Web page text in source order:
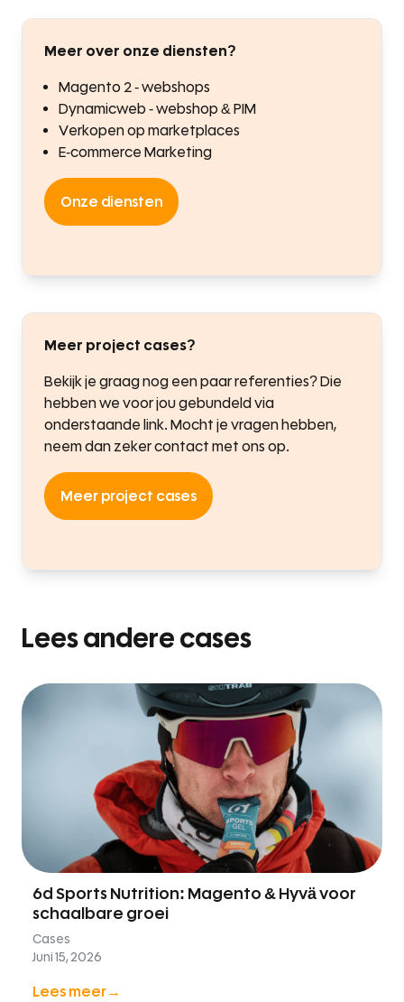
Meer over onze diensten?
Magento 2 - webshops
Dynamicweb - webshop & PIM
Verkopen op marketplaces
E-commerce Marketing
Onze diensten
Meer project cases?
Bekijk je graag nog een paar referenties? Die
hebben we voor jou gebundeld via
onderstaande link. Mocht je vragen hebben,
neem dan zeker contact met ons op.
Meer project cases
Lees andere cases
6d Sports Nutrition: Magento & Hyvä voor
schaalbare groei
Cases
Juni 15, 2026
Lees meer